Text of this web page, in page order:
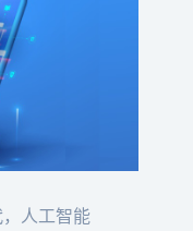
人工智能